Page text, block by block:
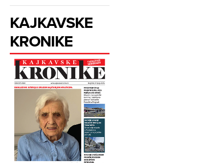
KAJKAVSKE
KRONIKE